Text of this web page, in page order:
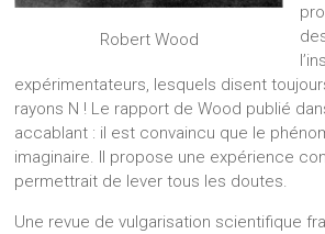
Robert Wood
expérimentateurs, lesquels disent
rayons N ! Le rapport de Wood publié
accablant : il est convaincu que le
imaginaire. Il propose une expérience
permettrait de lever tous les doutes.
Une revue de vulgarisation scientifique